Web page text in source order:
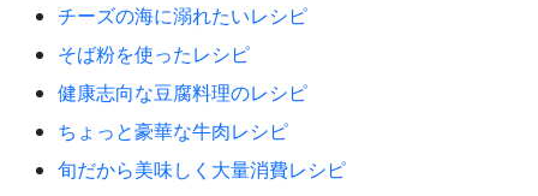
チーズの海に溺れたいレシピ
そば粉を使ったレシピ
健康志向な豆腐料理のレシピ
ちょっと豪華な牛肉レシピ
旬だから美味しく大量消費レシピ